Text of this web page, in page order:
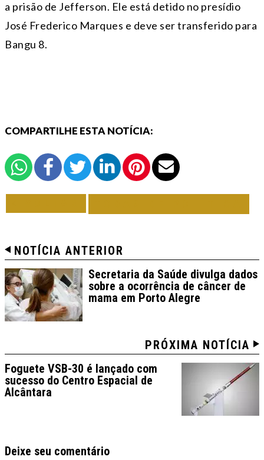
a prisão de Jefferson. Ele está detido no presídio
José Frederico Marques e deve ser transferido para
Bangu 8.
COMPARTILHE ESTA NOTÍCIA:
NOTÍCIA ANTERIOR
Secretaria da Saúde divulga dados
sobre a ocorrência de câncer de
mama em Porto Alegre
PRÓXIMA NOTÍCIA
Foguete VSB-30 é lançado com
sucesso do Centro Espacial de
Alcântara
Deixe seu comentário